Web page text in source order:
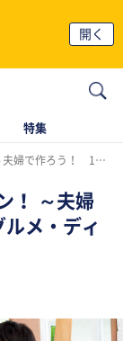
開く
特集
フラワーグルメ・ディナー～
！ ～夫婦
メ・ディ